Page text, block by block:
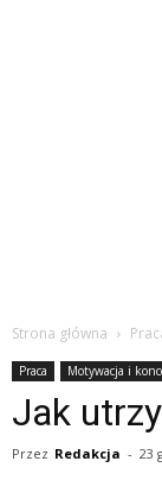
Strona główna
Praca Motywacja i
Jak
Przez Redakcja - 23